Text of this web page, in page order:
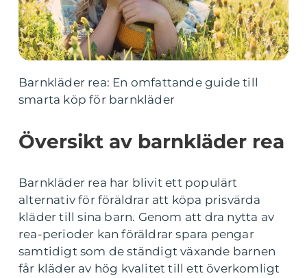
Barnkläder rea: En omfattande guide till
smarta köp för barnkläder
Översikt av barnkläder rea
Barnkläder rea har blivit ett populärt
alternativ för föräldrar att köpa prisvärda
kläder till sina barn. Genom att dra nytta av
rea-perioder kan föräldrar spara pengar
samtidigt som de ständigt växande barnen
får kläder av hög kvalitet till ett överkomligt